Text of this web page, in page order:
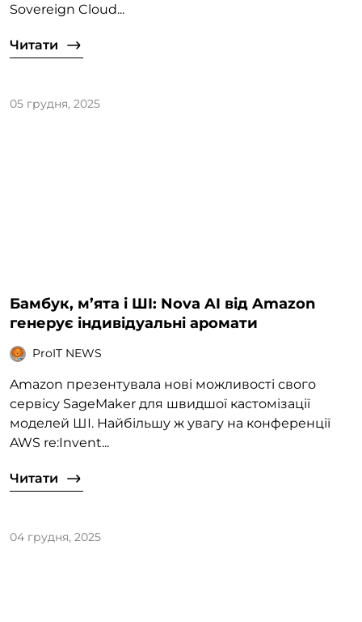
Sovereign Cloud...
Читати
05 грудня, 2025
Бамбук, м’ята і ШІ: Nova AI від Amazon
генерує індивідуальні аромати
ProIT NEWS
Amazon презентувала нові можливості свого
сервісу SageMaker для швидшої кастомізації
моделей ШІ. Найбільшу ж увагу на конференції
AWS re:Invent...
Читати
04 грудня, 2025